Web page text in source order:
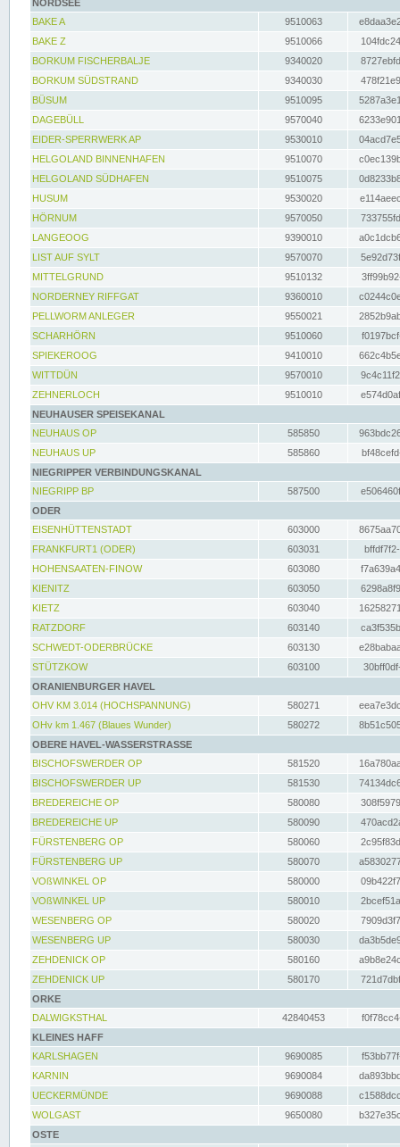
NORDSEE
BAKE A
9510063
BAKE Z
9510066
BORKUM FISCHERBALJE
9340020
BORKUM SÜDSTRAND
9340030
BÜSUM
9510095
DAGEBÜLL
9570040
EIDER-SPERRWERK AP
9530010
HELGOLAND BINNENHAFEN
9510070
HELGOLAND SÜDHAFEN
9510075
HUSUM
9530020
HÖRNUM
9570050
LANGEOOG
9390010
LIST AUF SYLT
9570070
MITTELGRUND
9510132
NORDERNEY RIFFGAT
9360010
PELLWORM ANLEGER
9550021
SCHARHÖRN
9510060
SPIEKEROOG
9410010
WITTDÜN
9570010
ZEHNERLOCH
9510010
NEUHAUSER SPEISEKANAL
NEUHAUS OP
585850
NEUHAUS UP
585860
NIEGRIPPER VERBINDUNGSKANAL
NIEGRIPP BP
587500
ODER
EISENHÜTTENSTADT
603000
FRANKFURT1 (ODER)
603031
HOHENSAATEN-FINOW
603080
KIENITZ
603050
KIETZ
603040
RATZDORF
603140
SCHWEDT-ODERBRÜCKE
603130
STÜTZKOW
603100
ORANIENBURGER HAVEL
OHV KM 3.014 (HOCHSPANNUNG)
580271
OHv km 1.467 (Blaues Wunder)
580272
OBERE HAVEL-WASSERSTRASSE
BISCHOFSWERDER OP
581520
BISCHOFSWERDER UP
581530
BREDEREICHE OP
580080
BREDEREICHE UP
580090
FÜRSTENBERG OP
580060
FÜRSTENBERG UP
580070
VOßWINKEL OP
580000
VOßWINKEL UP
580010
WESENBERG OP
580020
WESENBERG UP
580030
ZEHDENICK OP
580160
ZEHDENICK UP
580170
ORKE
DALWIGKSTHAL
42840453
KLEINES HAFF
KARLSHAGEN
9690085
KARNIN
9690084
UECKERMÜNDE
9690088
WOLGAST
9650080
OSTE